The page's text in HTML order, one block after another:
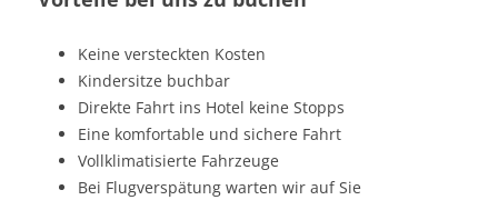
Keine versteckten Kosten
Kindersitze buchbar
Direkte Fahrt ins Hotel keine Stopps
Eine komfortable und sichere Fahrt
Vollklimatisierte Fahrzeuge
Bei Flugverspätung warten wir auf Sie